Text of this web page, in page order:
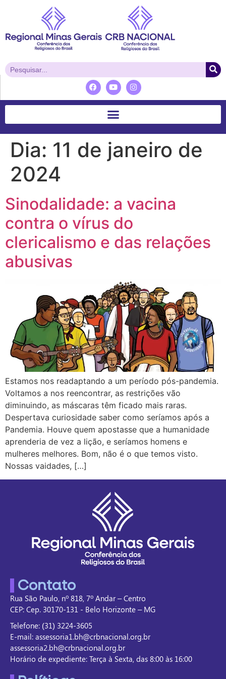
Dia: 11 de janeiro de
2024
Sinodalidade: a vacina
contra o vírus do
clericalismo e das relações
abusivas
Estamos nos readaptando a um período pós-pandemia.
Voltamos a nos reencontrar, as restrições vão
diminuindo, as máscaras têm ficado mais raras.
Despertava curiosidade saber como seríamos após a
Pandemia. Houve quem apostasse que a humanidade
aprenderia de vez a lição, e seríamos homens e
mulheres melhores. Bom, não é o que temos visto.
Nossas vaidades, […]
Contato
Rua São Paulo, nº 818, 7º Andar – Centro
CEP: Cep. 30170-131 - Belo Horizonte – MG
Telefone: (31) 3224-3605
E-mail: assessoria1.bh@crbnacional.org.br
assessoria2.bh@crbnacional.org.br
Horário de expediente: Terça à Sexta, das 8:00 às 16:00